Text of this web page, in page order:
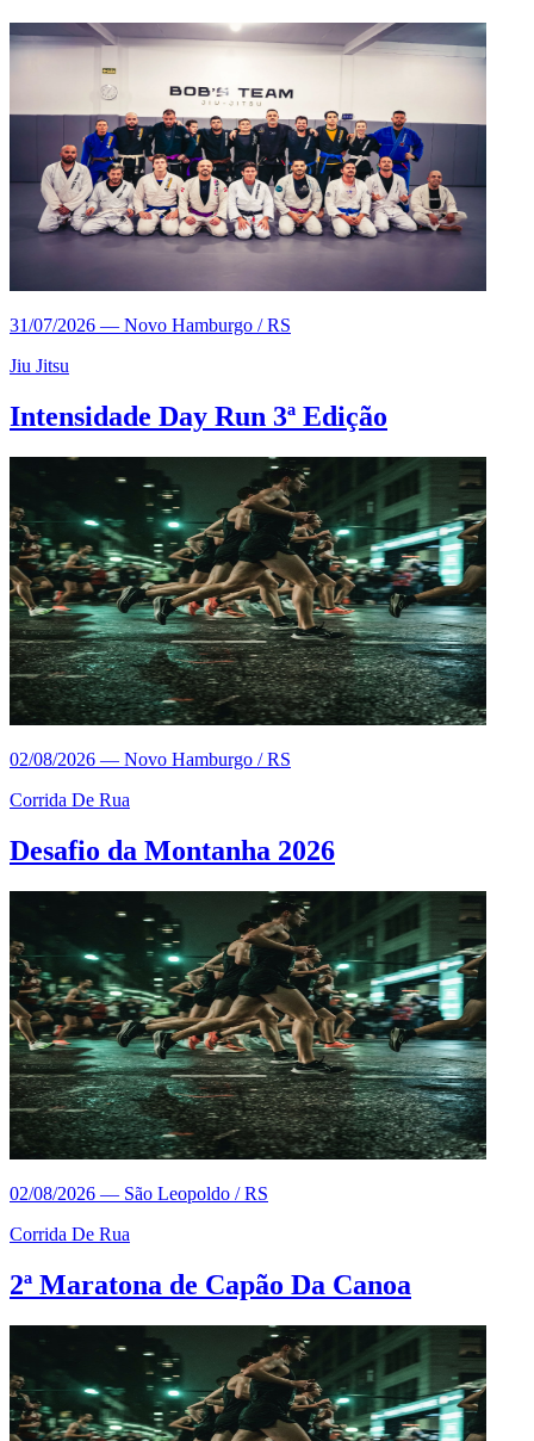
31/07/2026 — Novo Hamburgo / RS
Jiu Jitsu
Intensidade Day Run 3ª Edição
02/08/2026 — Novo Hamburgo / RS
Corrida De Rua
Desafio da Montanha 2026
02/08/2026 — São Leopoldo / RS
Corrida De Rua
2ª Maratona de Capão Da Canoa